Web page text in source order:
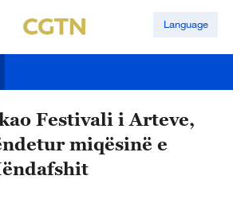
Language
Festivali i Arteve,
miqësinë e